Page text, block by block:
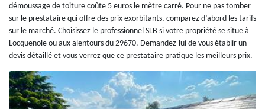
démoussage de toiture coûte 5 euros le mètre carré. Pour ne pas tomber
sur le prestataire qui offre des prix exorbitants, comparez d’abord les tarifs
sur le marché. Choisissez le professionnel SLB si votre propriété se situe à
Locquenole ou aux alentours du 29670. Demandez-lui de vous établir un
devis détaillé et vous verrez que ce prestataire pratique les meilleurs prix.